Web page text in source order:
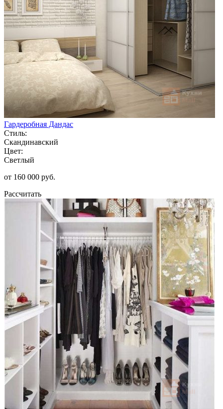
Гардеробная Дандас
Стиль:
Скандинавский
Цвет:
Светлый
от 160 000 руб.
Рассчитать